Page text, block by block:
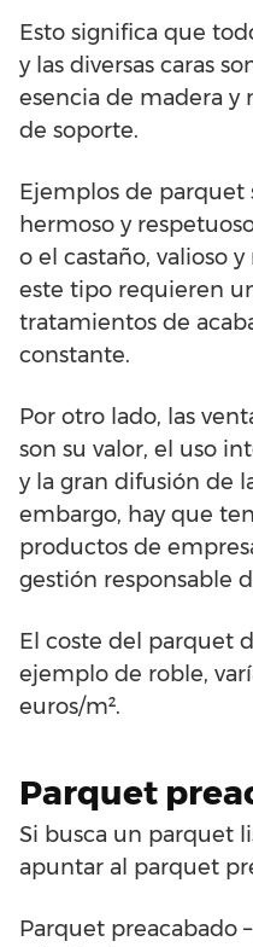
Esto significa que
y las diversas caras
esencia de madera
de soporte.
Ejemplos de parquet
hermoso y
o el castaño, valioso
este tipo requieren
tratamientos de
constante.
Por otro lado, las
son su valor, el uso
y la gran difusión de
embargo, hay que
productos de
gestión responsable
El coste del parquet
ejemplo de roble,
euros/m².
Parquet
Si busca un parquet
apuntar al parquet
Parquet preacabado